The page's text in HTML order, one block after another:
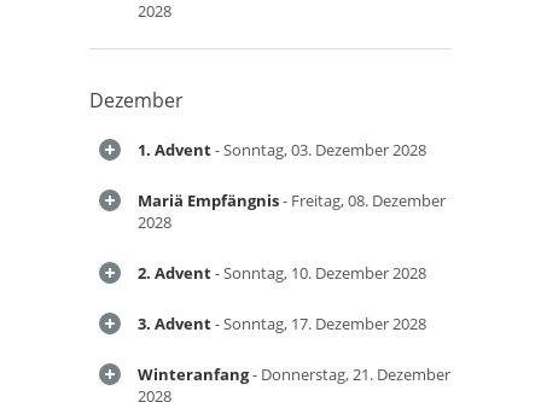
2028
Dezember
1. Advent- Sonntag, 03. Dezember 2028
Mariä Empfängnis- Freitag, 08. Dezember
2028
2. Advent- Sonntag, 10. Dezember 2028
3. Advent- Sonntag, 17. Dezember 2028
Winteranfang- Donnerstag, 21. Dezember
2028